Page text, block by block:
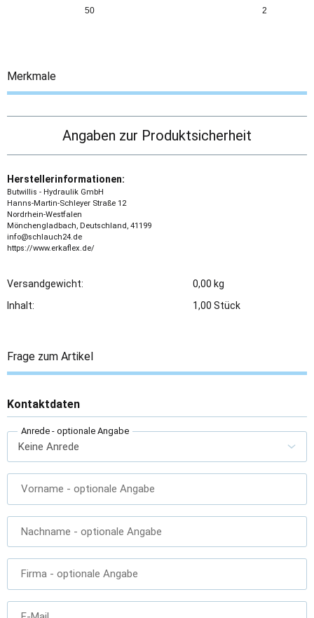
50
2
Merkmale
Angaben zur Produktsicherheit
Herstellerinformationen:
Butwillis - Hydraulik GmbH
Hanns-Martin-Schleyer Straße 12
Nordrhein-Westfalen
Mönchengladbach, Deutschland, 41199
info@schlauch24.de
https://www.erkaflex.de/
Versandgewicht:
0,00 kg
Inhalt:
1,00 Stück
Frage zum Artikel
Kontaktdaten
Anrede - optionale Angabe
Vorname - optionale Angabe
Nachname - optionale Angabe
Firma - optionale Angabe